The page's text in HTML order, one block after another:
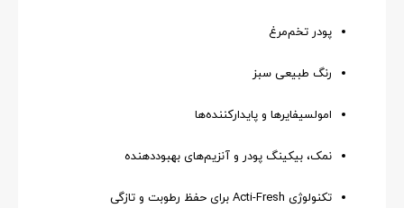
پودر تخم‌مرغ
رنگ طبیعی سبز
امولسیفایرها و پایدارکننده‌ها
نمک، بیکینگ پودر و آنزیم‌های بهبوددهنده
تکنولوژی Acti-Fresh برای حفظ رطوبت و تازگی